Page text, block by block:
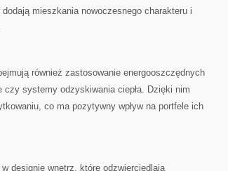
mieszkania nowoczesnego charakteru ⁤i
również zastosowanie energooszczędnych
systemy odzyskiwania ciepła. Dzięki nim‍
co ma pozytywny wpływ na portfele ich
designie wnętrz,​ które odzwierciedlają